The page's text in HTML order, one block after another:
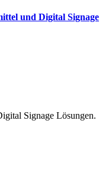
und Digital Signage
Signage Lösungen.